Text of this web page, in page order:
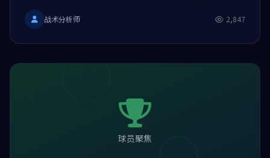
切尔西的战术变化及其对比赛的影响。
战术分析师 2,847
球员聚焦